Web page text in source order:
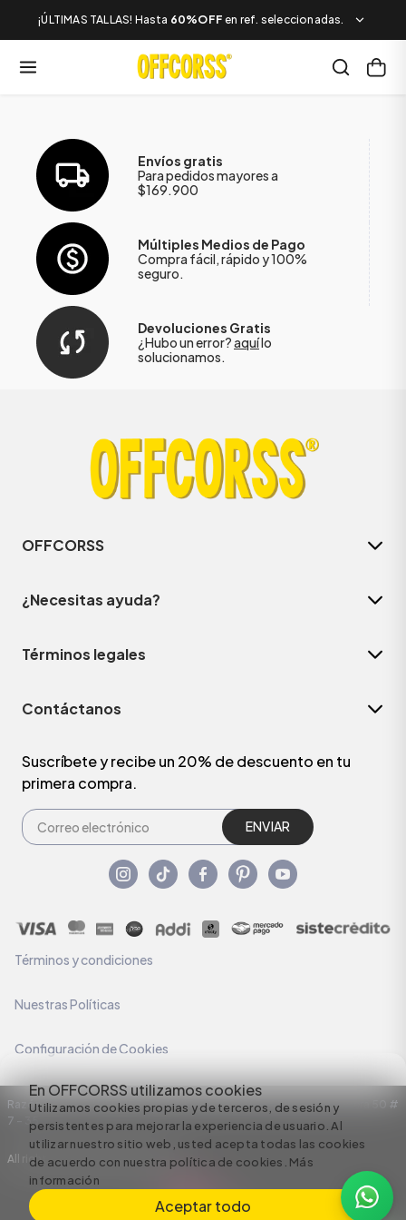
¡ÚLTIMAS TALLAS! Hasta 60%OFF en ref. seleccionadas.
En OFFCORSS utilizamos cookies
Utilizamos cookies propias y de terceros, de sesión y
persistentes para mejorar la experiencia de usuario. Al
utilizar nuestro sitio web, usted acepta todas las cookies
de acuerdo con nuestra política de cookies. Más
información
Aceptar todo
Envíos gratis
Para pedidos mayores a
$169.900
Múltiples Medios de Pago
Compra fácil, rápido y 100%
seguro.
Devoluciones Gratis
¿Hubo un error?aquílo
solucionamos.
OFFCORSS
¿Necesitas ayuda?
Términos legales
Contáctanos
Suscríbete y recibe un 20% de descuento en tu
primera compra.
ENVIAR
Términos y condiciones
Nuestras Políticas
Configuración de Cookies
Razón Social: C.I HERMECO S.A. NIT: 890924167-6 Dirección: Carrera 50 #
7 – 35
All rights reserved empowered by